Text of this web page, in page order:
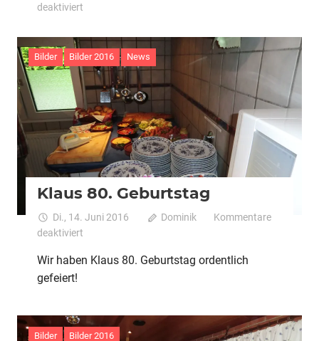
deaktiviert
2022
Bilder Bilder 2016 News
Klaus 80. Geburtstag
Di., 14. Juni 2016 Dominik
Kommentare
deaktiviert
80.
Wir haben Klaus 80. Geburtstag ordentlich
gefeiert!
Bilder Bilder 2016